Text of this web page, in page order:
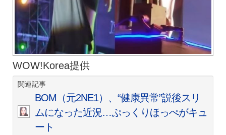
WOW!Korea提供
関連記事
BOM（元2NE1）、“健康異常”説後スリ
ムになった近況…ぷっくりほっぺがキュ
ート